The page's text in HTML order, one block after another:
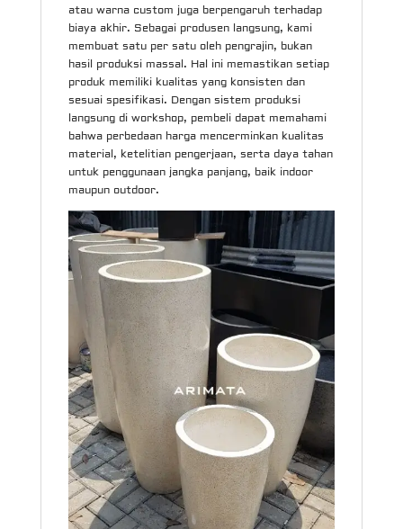
atau warna custom juga berpengaruh terhadap
biaya akhir. Sebagai produsen langsung, kami
membuat satu per satu oleh pengrajin, bukan
hasil produksi massal. Hal ini memastikan setiap
produk memiliki kualitas yang konsisten dan
sesuai spesifikasi. Dengan sistem produksi
langsung di workshop, pembeli dapat memahami
bahwa perbedaan harga mencerminkan kualitas
material, ketelitian pengerjaan, serta daya tahan
untuk penggunaan jangka panjang, baik indoor
maupun outdoor.